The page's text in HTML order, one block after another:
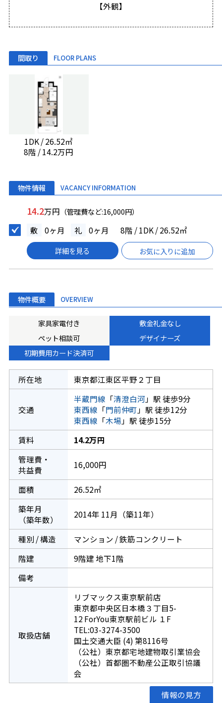
【外観】
間取り FLOOR PLANS
1DK / 26.52㎡
8階 / 14.2万円
物件情報 VACANCY INFORMATION
14.2万円 （管理費など:16,000円）
敷 0ヶ月 礼 0ヶ月 8階 / 1DK / 26.52㎡
詳細を見る お気に入りに追加
物件概要 OVERVIEW
家具家電付き
敷金礼金なし
ペット相談可
デザイナーズ
初期費用カード決済可
所在地 東京都江東区平野２丁目
交通
半蔵門線 「清澄白河」駅 徒歩9分
東西線 「門前仲町 」駅 徒歩12分
東西線 「木場 」駅 徒歩15分
賃料
14.2万円
管理費・
共益費
16,000円
面積
26.52㎡
築年月
（築年数）
2014年 11月（築11年）
種別 / 構造
マンション / 鉄筋コンクリート
階建
9階建 地下1階
備考
取扱店舗
リブマックス東京駅前店
東京都中央区日本橋３丁目5-
12 ForYou東京駅前ビル １F
TEL:03-3274-3500
国土交通大臣 (4) 第8116号
（公社）東京都宅地建物取引業協会
（公社）首都圏不動産公正取引協議
会
情報の見方